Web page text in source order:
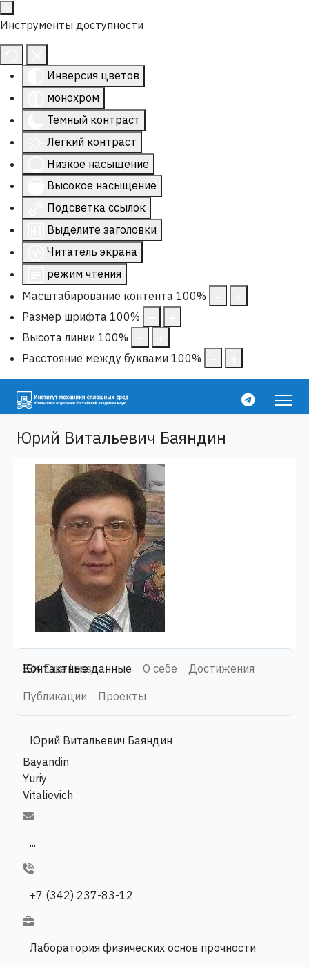
Инструменты доступности
Инверсия цветов
монохром
Темный контраст
Легкий контраст
Низкое насыщение
Высокое насыщение
Подсветка ссылок
Выделите заголовки
Читатель экрана
режим чтения
Масштабирование контента 100%
Размер шрифта 100%
Высота линии 100%
Расстояние между буквами 100%
Юрий Витальевич Баяндин
Контактные данные О себе
Достижения
Публикации
Проекты
Еще Less
Юрий Витальевич Баяндин
Bayandin
Yuriy
Vitalievich
...
+7 (342) 237-83-12
Лаборатория физических основ прочности